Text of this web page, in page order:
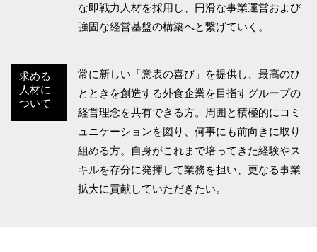
な即戦力人材を採用し、円滑な事業運営および
強固な経営基盤の構築へと繋げていく。
求める
人材に
ついて
常に新しい「意表の喜び」を提供し、最高のひ
とときを創造する外食企業を目指すグループの
経営理念を共有できる方。周囲と積極的にコミ
ュニケーションを図り、何事にも前向きに取り
組める方。自身がこれまで培ってきた経験やス
キルを存分に発揮して業務を担い、更なる事業
拡大に貢献していただきたい。